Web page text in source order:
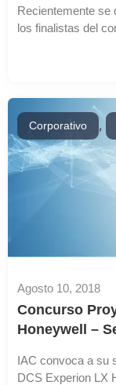
Recientemente se
los finalistas del
Corporativo ,
Agosto 10, 2018
Concurso
Honeywell –
IAC convoca a su
DCS Experion LX